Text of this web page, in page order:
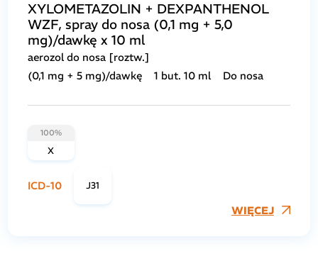
XYLOMETAZOLIN + DEXPANTHENOL
WZF, spray do nosa (0,1 mg + 5,0
mg)/dawkę x 10 ml
aerozol do nosa [roztw.]
(0,1 mg + 5 mg)/dawkę
1 but. 10 ml Do nosa
100%
X
ICD-10 J31
WIĘCEJ